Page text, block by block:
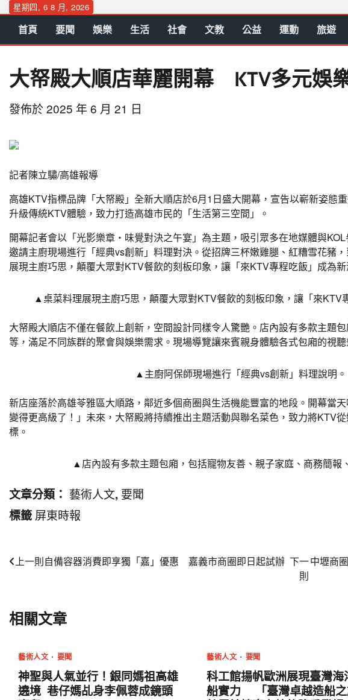
Skip
content
星期四, 6 8 月, 2026
首頁 要聞 娛樂 生活 社會 文教 公益 運動 旅遊
大帑殿大順店華麗開幕 KTV多元娛
發佈於2025 年 6 月 21 日
記者陳立驌/高雄報導
高雄KTV指標品牌「大帑殿」全新大順店於6月1日盛大開幕，宣告以嶄新姿態
升級傳統KTV體驗，致力打造高雄市民的「生活第三空間」。
開幕記者會以「光影樂章・味覺對決之午宴」為主題，吸引眾多在地媒體與
邀請主廚現場進行「經典vs創新」料理對決。從招牌三杯嫩雞腿、紅糟雪花豬
展現主廚巧思，顛覆大眾對KTV餐飲的刻板印象，讓「來KTV專程吃飯」成為新
▲桌菜料理展現主廚巧思，顛覆大眾對KTV餐飲的刻板印象，讓「來KTV
大帑殿大順店不僅在餐飲上創新，空間設計同樣令人驚艷。店內設有多款主題
等，滿足不同族群的聚會與娛樂需求。現場導覽讓來賓親身體驗各式包廂的視
▲主廚阿保師現場進行「經典vs創新」料理說明。
新店座落於高雄苓雅區大順路，鄰近多個商圈與生活機能豐富的地段。開幕當
變得更高級了！」未來，大帑殿將持續推出主題活動與聯名菜色，致力將KTV
標。
▲店內設有多款主題包廂，包括寵物友善、親子家庭、商務簡報
文章分類： 藝術人文, 要聞
標籤 屏東時報
文
導
覽
上一則自備容器消費即享獨「嘉」優惠 嘉義市商圈即日起試辦 下一
則
中壢商
相關文章
藝術人文 要聞
神聖與人氣並行！銀同媽祖高雄
遶境 巷仔媽乩身李佩蓉成鏡頭
藝術人文 要聞
科工館揚帆歐洲展現臺灣海
船實力 「臺灣卓越造船之